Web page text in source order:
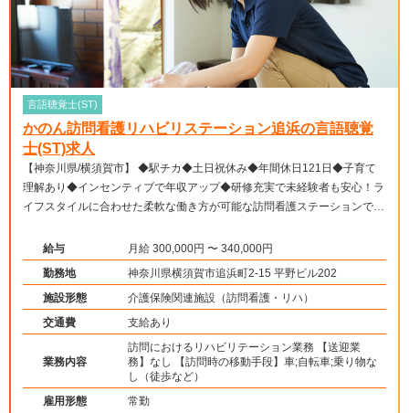
言語聴覚士(ST)
かのん訪問看護リハビリステーション追浜の言語聴覚
士(ST)求人
【神奈川県/横須賀市】 ◆駅チカ◆土日祝休み◆年間休日121日◆子育て
理解あり◆インセンティブで年収アップ◆研修充実で未経験者も安心！ラ
イフスタイルに合わせた柔軟な働き方が可能な訪問看護ステーションです
給与
月給 300,000円 〜 340,000円
勤務地
神奈川県横須賀市追浜町2-15 平野ビル202
施設形態
介護保険関連施設（訪問看護・リハ）
交通費
支給あり
業務内容
訪問におけるリハビリテーション業務 【送迎業
務】なし 【訪問時の移動手段】車;自転車;乗り物な
し（徒歩など）
雇用形態
常勤